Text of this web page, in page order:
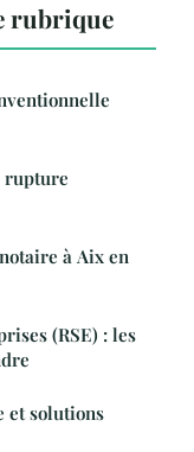
rubrique
rupture
à Aix en
(RSE) : les
et solutions